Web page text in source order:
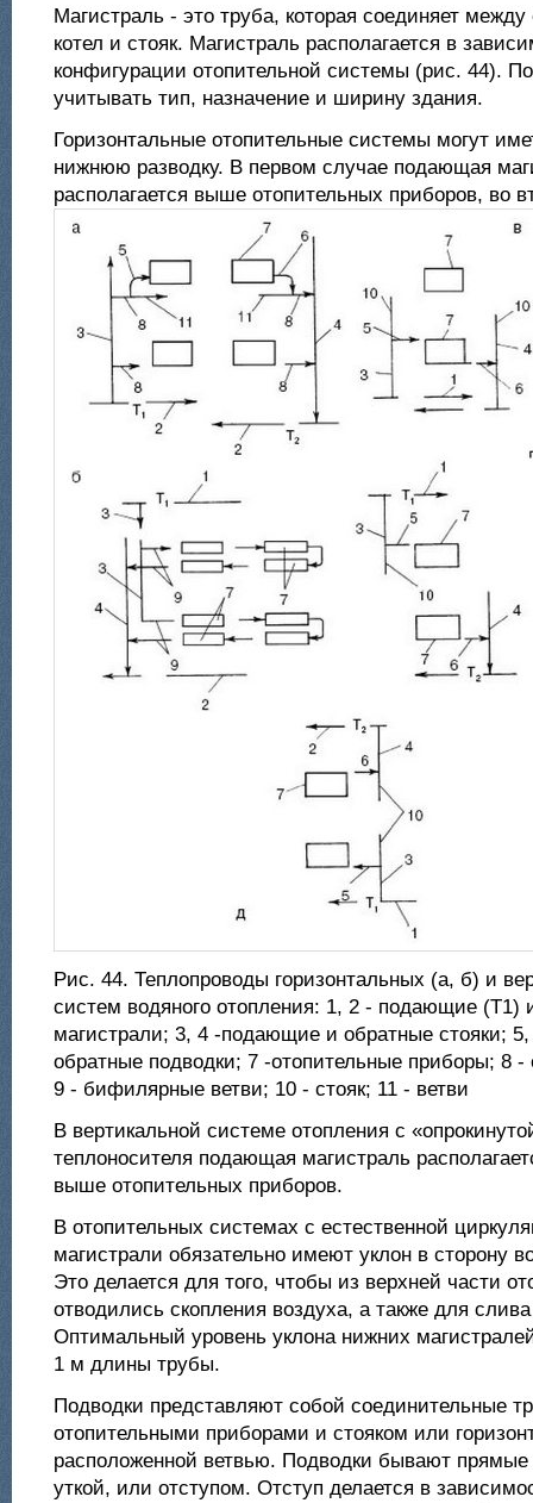
Магистраль - это труба, которая соединяет
котел и стояк. Магистраль располагается в
конфигурации отопительной системы (рис. 44).
учитывать тип, назначение и ширину здания.
Горизонтальные отопительные системы могут
нижнюю разводку. В первом случае подающая
располагается выше отопительных приборов, во
Рис. 44. Теплопроводы горизонтальных (а, б) и
систем водяного отопления: 1, 2 - подающие (Т1)
магистрали; 3, 4 -подающие и обратные стояки;
обратные подводки; 7 -отопительные приборы; 8 -
9 - бифилярные ветви; 10 - стояк; 11 - ветви
В вертикальной системе отопления с
теплоносителя подающая магистраль
выше отопительных приборов.
В отопительных системах с естественной
магистрали обязательно имеют уклон в сторону
Это делается для того, чтобы из верхней части
отводились скопления воздуха, а также для
Оптимальный уровень уклона нижних
1 м длины трубы.
Подводки представляют собой соединительные
отопительными приборами и стояком или
расположенной ветвью. Подводки бывают прямые
уткой, или отступом. Отступ делается в